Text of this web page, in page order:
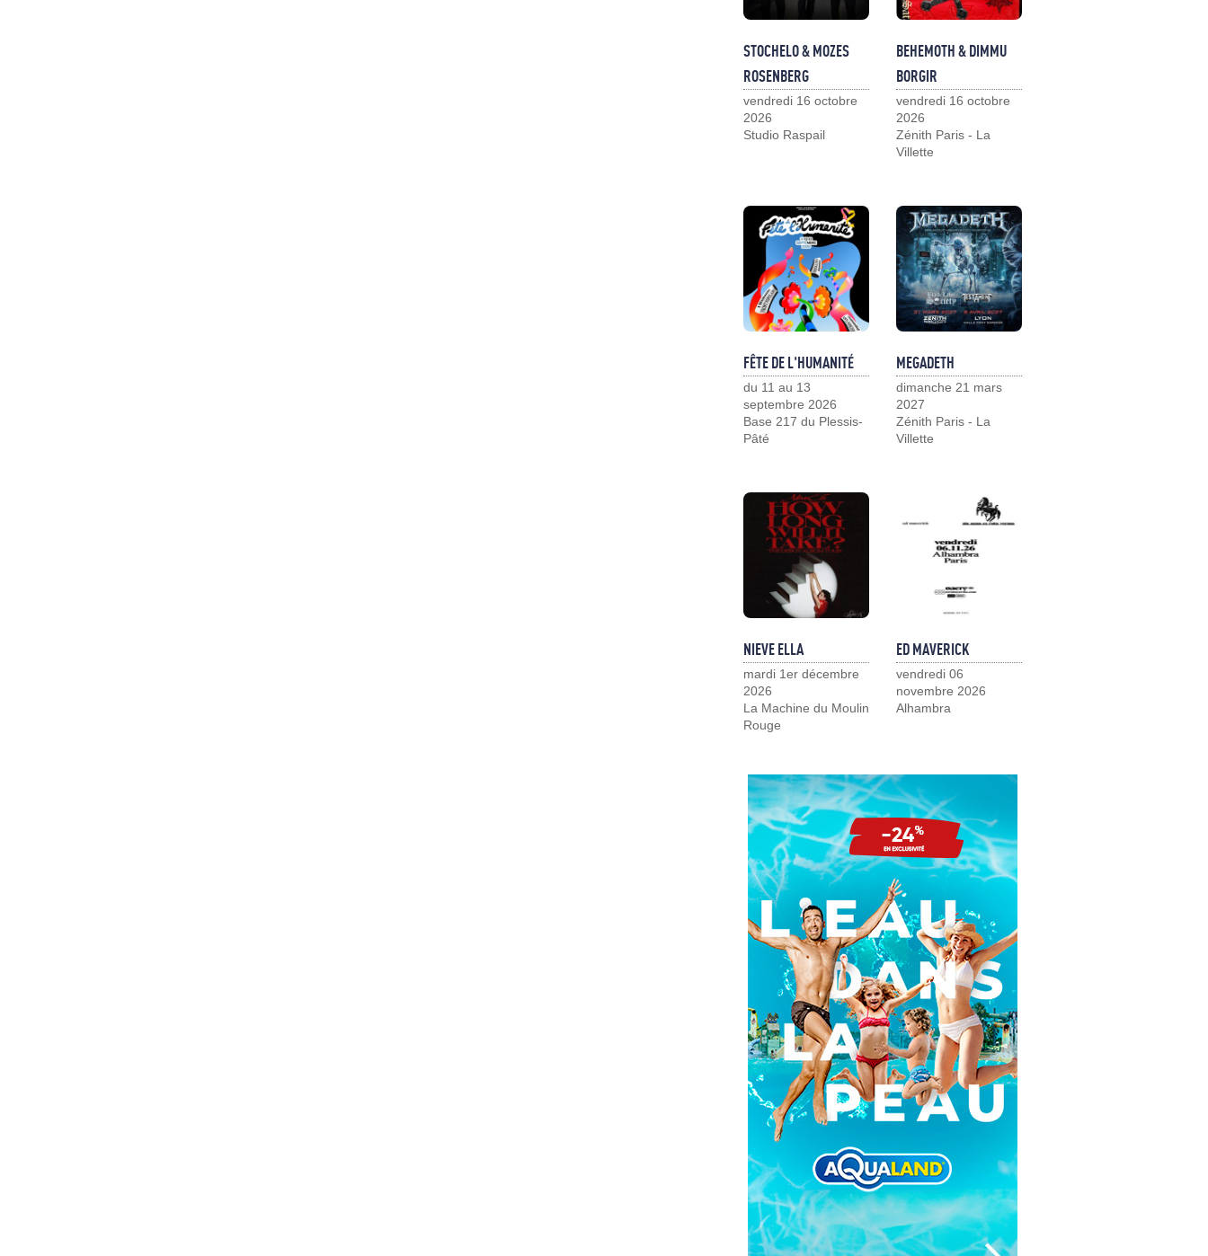
STOCHELO & MOZES
ROSENBERG
vendredi 16 octobre
2026
Studio Raspail
BEHEMOTH & DIMMU
BORGIR
vendredi 16 octobre
2026
Zénith Paris - La
Villette
FÊTE DE L'HUMANITÉ
du 11 au 13
septembre 2026
Base 217 du Plessis-
Pâté
MEGADETH
dimanche 21 mars
2027
Zénith Paris - La
Villette
NIEVE ELLA
mardi 1er décembre
2026
La Machine du Moulin
Rouge
ED MAVERICK
vendredi 06
novembre 2026
Alhambra